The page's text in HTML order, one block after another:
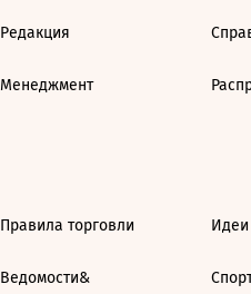
Редакция
Менеджмент
Правила торговли
Ведомости&
Идеи